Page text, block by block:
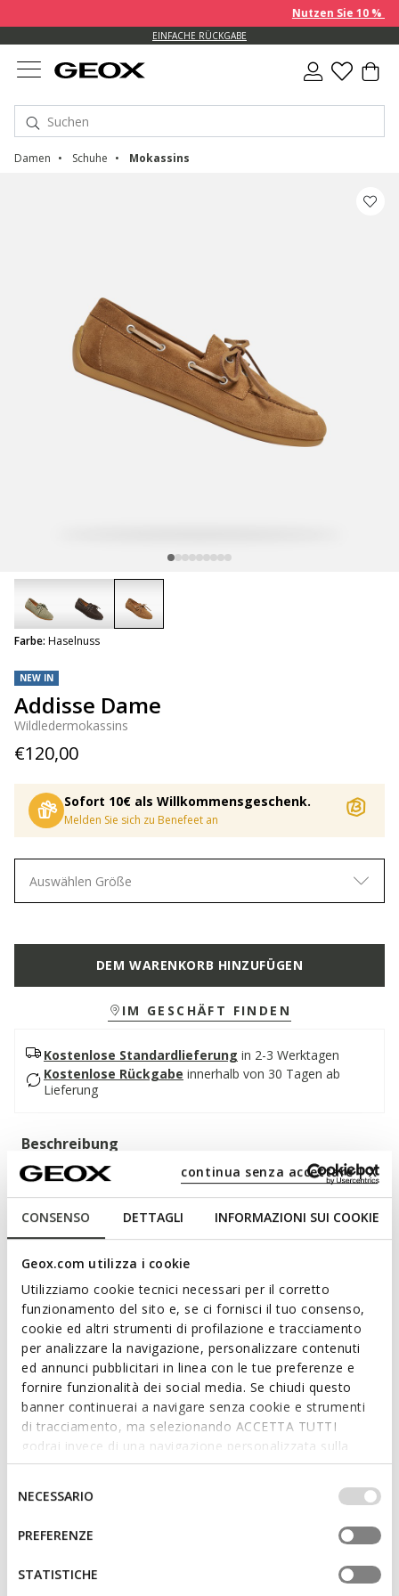
CONSENSO DETTAGLI INFORMAZIONI SUI COOKIE
Geox.com utilizza i cookie
Utilizziamo cookie tecnici necessari per il corretto
funzionamento del sito e, se ci fornisci il tuo consenso,
cookie ed altri strumenti di profilazione e tracciamento
per analizzare la navigazione, personalizzare contenuti
ed annunci pubblicitari in linea con le tue preferenze e
fornire funzionalità dei social media. Se chiudi questo
banner continuerai a navigare senza cookie e strumenti
di tracciamento, ma selezionando ACCETTA TUTTI
godrai invece di una navigazione personalizzata sulla
base dei tuoi gusti ed interessi. Selezionando
IMPOSTAZIONI potrai anche scegliere quali cookies ed
altri strumenti di tracciamento autorizzare. Per maggiori
informazioni o per modificare in qualsiasi momento le
tue impostazioni, visita la nostra
del
consenso
NECESSARIO
PREFERENZE
STATISTICHE
continua senza accettare | X
Nutzen Sie 10 %
EINFACHE RÜCKGABE
Damen Schuhe Mokassins
NEW IN
Addisse Dame
Wildledermokassins
€120,00
Sofort 10€ als Willkommensgeschenk.
Melden Sie sich zu Benefeet an
Farbe: Haselnuss
Auswählen Größe
DEM WARENKORB HINZUFÜGEN
IM GESCHÄFT FINDEN
Kostenlose Standardlieferung in 2-3 Werktagen
Kostenlose Rückgabe innerhalb von 30 Tagen ab
Lieferung
Beschreibung
Damen-Mokassin im schlichten, aber raffinierten Stil, der
perfekte Begleiter für hektische Tage in der Stadt. In dieser
haselnussbraunen Variante verfügt er über einen weichen
Oberschuh aus Wildleder mit einer schlichten Silhouette, die
durch handwerkliche Details veredelt wird. Bequem und
atmungsaktiv verleiht Addisse Alltagsoutfits einen Hauch von
lässiger Eleganz.
PRODUKTCODE:D66AXB00022C6032
Mehr anzeigen
Eigenschaften
Schnelles und einfaches Anziehen
Sohlenhöhe: 1 cm / 0.4"
Design ohne Verschluss, für schnelleres Anziehen;
Materialien